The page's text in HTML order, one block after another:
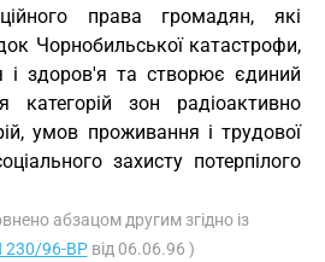
права громадян, які
Чорнобильської катастрофи,
і здоров'я та створює єдиний
категорій зон радіоактивно
умов проживання і трудової
захисту потерпілого
абзацом другим згідно із
230/96-ВРвід 06.06.96 )